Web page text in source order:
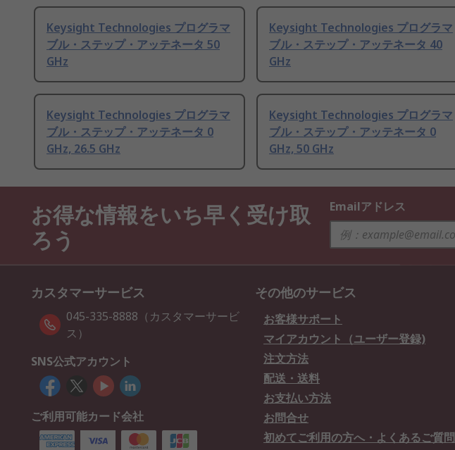
Keysight Technologies プログラマ
ブル・ステップ・アッテネータ 50
GHz
Keysight Technologies プログラマ
ブル・ステップ・アッテネータ 40
GHz
Keysight Technologies プログラマ
ブル・ステップ・アッテネータ 0
GHz, 26.5 GHz
Keysight Technologies プログラマ
ブル・ステップ・アッテネータ 0
GHz, 50 GHz
お得な情報をいち早く受け取
ろう
Emailアドレス
カスタマーサービス
045-335-8888（カスタマーサービ
ス）
SNS公式アカウント
ご利用可能カード会社
その他のサービス
お客様サポート
マイアカウント（ユーザー登録)
注文方法
配送・送料
お支払い方法
お問合せ
初めてご利用の方へ・よくあるご質問